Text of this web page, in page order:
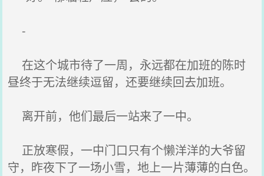
-
在这个城市待了一周，永远都在加班的陈时
昼终于无法继续逗留，还要继续回去加班。
离开前，他们最后一站来了一中。
正放寒假，一中门口只有个懒洋洋的大爷留
守，昨夜下了一场小雪，地上一片薄薄的白色。